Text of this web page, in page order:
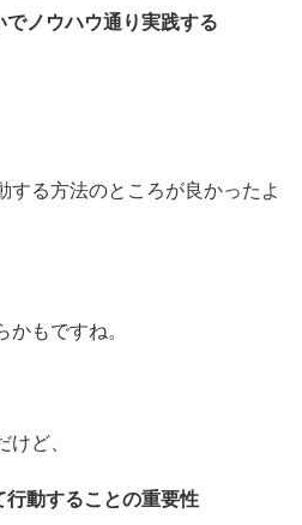
ノウハウ通り実践する
する方法のところが良かったよ
かもですね。
けど、
動することの重要性